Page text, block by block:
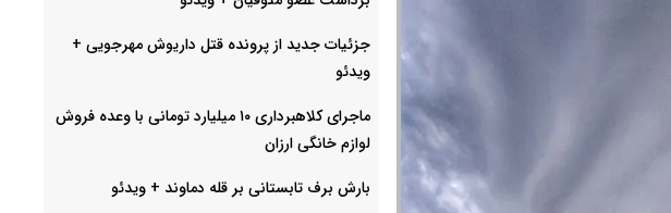
جزئیات جدید از پرونده قتل داریوش مهرجویی +
ویدئو
ماجرای کلاهبرداری ۱۰ میلیارد تومانی با وعده فروش
لوازم خانگی ارزان
بارش برف تابستانی بر قله دماوند + ویدئو